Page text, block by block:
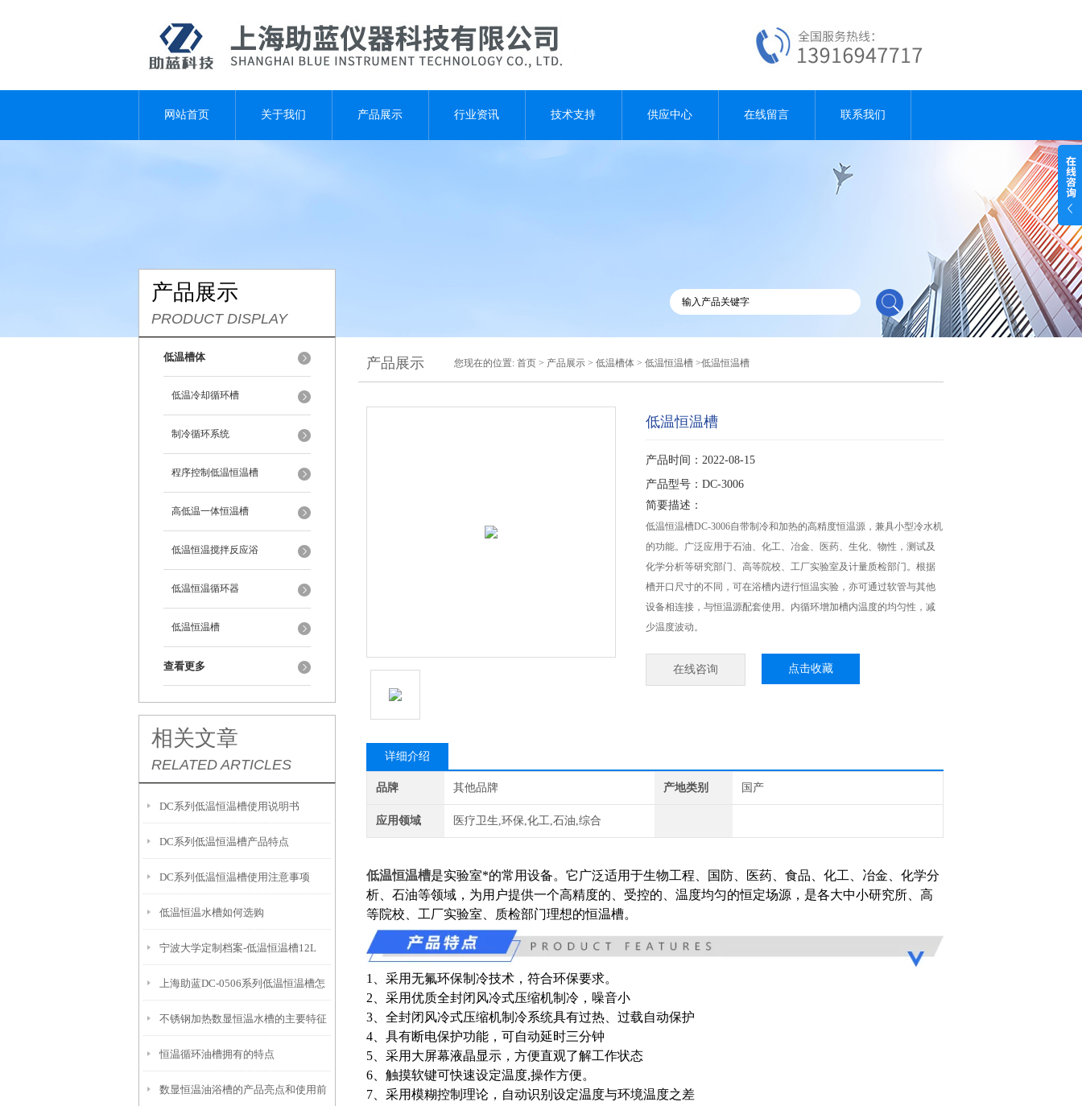
网站首页 关于我们 产品展示 行业资讯 技术支持 供应中心 在线留言 联系我们
产品展示
PRODUCT DISPLAY
低温槽体
低温冷却循环槽
制冷循环系统
程序控制低温恒温槽
高低温一体恒温槽
低温恒温搅拌反应浴
低温恒温循环器
低温恒温槽
查看更多
相关文章
RELATED ARTICLES
DC系列低温恒温槽使用说明书
DC系列低温恒温槽产品特点
DC系列低温恒温槽使用注意事项
低温恒温水槽如何选购
宁波大学定制档案-低温恒温槽12L
上海助蓝DC-0506系列低温恒温槽怎
么使用
不锈钢加热数显恒温水槽的主要特征
和维护使用
恒温循环油槽拥有的特点
数显恒温油浴槽的产品亮点和使用前
产品展示 您现在的位置: 首页 > 产品展示 > 低温槽体 > 低温恒温槽 >低温恒温槽
低温恒温槽
产品时间：2022-08-15
产品型号：DC-3006
简要描述：
低温恒温槽DC-3006自带制冷和加热的高精度恒温源，兼具小型冷水机
的功能。广泛应用于石油、化工、冶金、医药、生化、物性，测试及
化学分析等研究部门、高等院校、工厂实验室及计量质检部门。根据
槽开口尺寸的不同，可在浴槽内进行恒温实验，亦可通过软管与其他
设备相连接，与恒温源配套使用。内循环增加槽内温度的均匀性，减
少温度波动。
在线咨询 点击收藏
详细介绍
品牌 其他品牌 产地类别 国产
应用领域 医疗卫生,环保,化工,石油,综合
低温恒温槽是实验室*的常用设备。它广泛适用于生物工程、国防、医药、食品、化工、冶金、化学分
析、石油等领域，为用户提供一个高精度的、受控的、温度均匀的恒定场源，是各大中小研究所、高
等院校、工厂实验室、质检部门理想的恒温槽。
1、采用无氟环保制冷技术，符合环保要求。
2、采用优质全封闭风冷式压缩机制冷，噪音小
3、全封闭风冷式压缩机制冷系统具有过热、过载自动保护
4、具有断电保护功能，可自动延时三分钟
5、采用大屏幕液晶显示，方便直观了解工作状态
6、触摸软键可快速设定温度,操作方便。
7、采用模糊控制理论，自动识别设定温度与环境温度之差